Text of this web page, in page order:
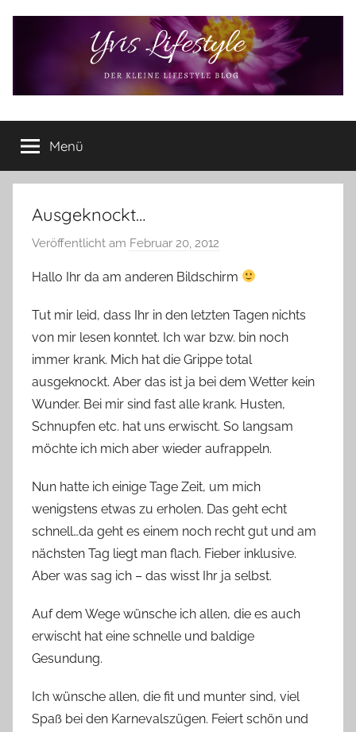
Yvis
Lifestyle
Lifestyle
Blog
–
Lifestyle,
Rezensionen,
Produkttests
vieles
Menü
Ausgeknockt…
Veröffentlicht am Februar 20, 2012
n
o
n
n
e
Hallo Ihr da am anderen Bildschirm
Tut mir leid, dass Ihr in den letzten Tagen nichts
von mir lesen konntet. Ich war bzw. bin noch
immer krank. Mich hat die Grippe total
ausgeknockt. Aber das ist ja bei dem Wetter kein
Wunder. Bei mir sind fast alle krank. Husten,
Schnupfen etc. hat uns erwischt. So langsam
möchte ich mich aber wieder aufrappeln.
Nun hatte ich einige Tage Zeit, um mich
wenigstens etwas zu erholen. Das geht echt
schnell…da geht es einem noch recht gut und am
nächsten Tag liegt man flach. Fieber inklusive.
Aber was sag ich – das wisst Ihr ja selbst.
Auf dem Wege wünsche ich allen, die es auch
erwischt hat eine schnelle und baldige
Gesundung.
Ich wünsche allen, die fit und munter sind, viel
Spaß bei den Karnevalszügen. Feiert schön und